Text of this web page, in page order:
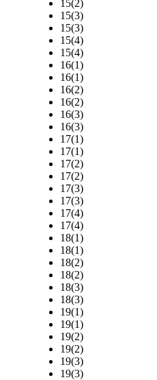
15(2)
15(3)
15(3)
15(4)
15(4)
16(1)
16(1)
16(2)
16(2)
16(3)
16(3)
17(1)
17(1)
17(2)
17(2)
17(3)
17(3)
17(4)
17(4)
18(1)
18(1)
18(2)
18(2)
18(3)
18(3)
19(1)
19(1)
19(2)
19(2)
19(3)
19(3)